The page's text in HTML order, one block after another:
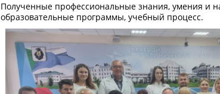
Полученные профессиональные знания, умения и
образовательные программы, учебный процесс.